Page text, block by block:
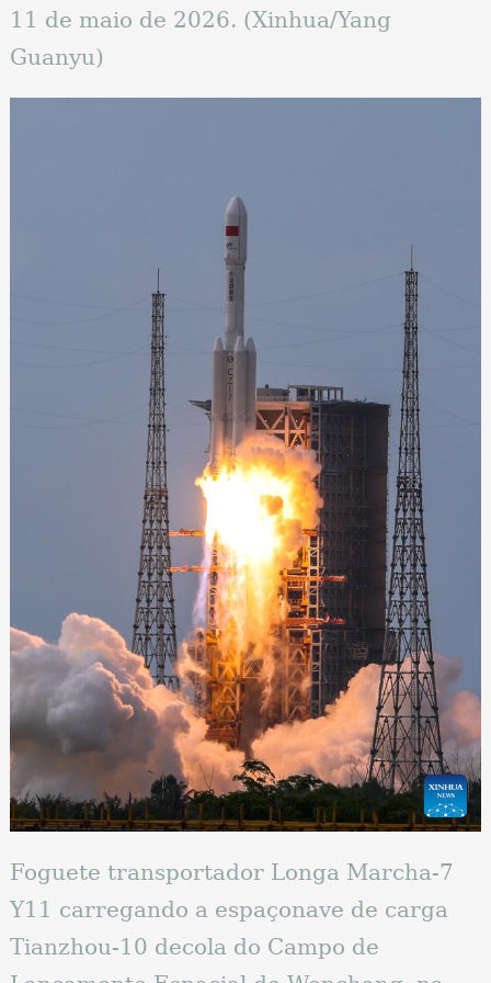
11 de maio de 2026. (Xinhua/Yang
Guanyu)
Foguete transportador Longa Marcha-7
Y11 carregando a espaçonave de carga
Tianzhou-10 decola do Campo de